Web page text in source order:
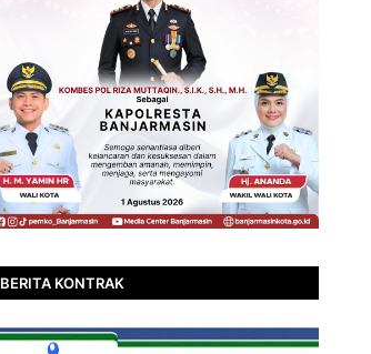
BERITA KONTRAK